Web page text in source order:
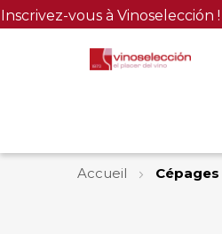
Inscrivez-vous à Vinoselección !
Accueil Cépages